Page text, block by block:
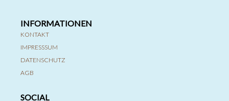
INFORMATIONEN
KONTAKT
IMPRESSSUM
DATENSCHUTZ
AGB
SOCIAL